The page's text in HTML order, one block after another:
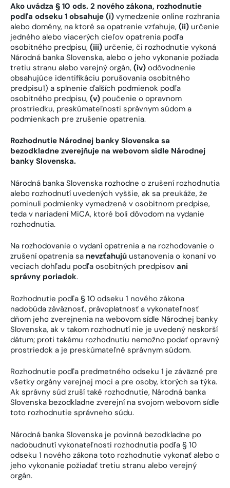
Ako uvádza § 10 ods. 2 nového zákona, rozhodnutie
podľa odseku 1 obsahuje (i) vymedzenie online rozhrania
alebo domény, na ktoré sa opatrenie vzťahuje, (ii) určenie
jedného alebo viacerých cieľov opatrenia podľa
osobitného predpisu, (iii) určenie, či rozhodnutie vykoná
Národná banka Slovenska, alebo o jeho vykonanie požiada
tretiu stranu alebo verejný orgán, (iv) odôvodnenie
obsahujúce identifikáciu porušovania osobitného
predpisu1) a splnenie ďalších podmienok podľa
osobitného predpisu, (v) poučenie o opravnom
prostriedku, preskúmateľnosti správnym súdom a
podmienkach pre zrušenie opatrenia.
Rozhodnutie Národnej banky Slovenska sa
bezodkladne zverejňuje na webovom sídle Národnej
banky Slovenska.
Národná banka Slovenska rozhodne o zrušení rozhodnutia
alebo rozhodnutí uvedených vyššie, ak sa preukáže, že
pominuli podmienky vymedzené v osobitnom predpise,
teda v nariadení MiCA, ktoré boli dôvodom na vydanie
rozhodnutia.
Na rozhodovanie o vydaní opatrenia a na rozhodovanie o
zrušení opatrenia sa nevzťahujú ustanovenia o konaní vo
veciach dohľadu podľa osobitných predpisov ani
správny poriadok.
Rozhodnutie podľa § 10 odseku 1 nového zákona
nadobúda záväznosť, právoplatnosť a vykonateľnosť
dňom jeho zverejnenia na webovom sídle Národnej banky
Slovenska, ak v takom rozhodnutí nie je uvedený neskorší
dátum; proti takému rozhodnutiu nemožno podať opravný
prostriedok a je preskúmateľné správnym súdom.
Rozhodnutie podľa predmetného odseku 1 je záväzné pre
všetky orgány verejnej moci a pre osoby, ktorých sa týka.
Ak správny súd zruší také rozhodnutie, Národná banka
Slovenska bezodkladne zverejní na svojom webovom sídle
toto rozhodnutie správneho súdu.
Národná banka Slovenska je povinná bezodkladne po
nadobudnutí vykonateľnosti rozhodnutia podľa § 10
odseku 1 nového zákona toto rozhodnutie vykonať alebo o
jeho vykonanie požiadať tretiu stranu alebo verejný
orgán.